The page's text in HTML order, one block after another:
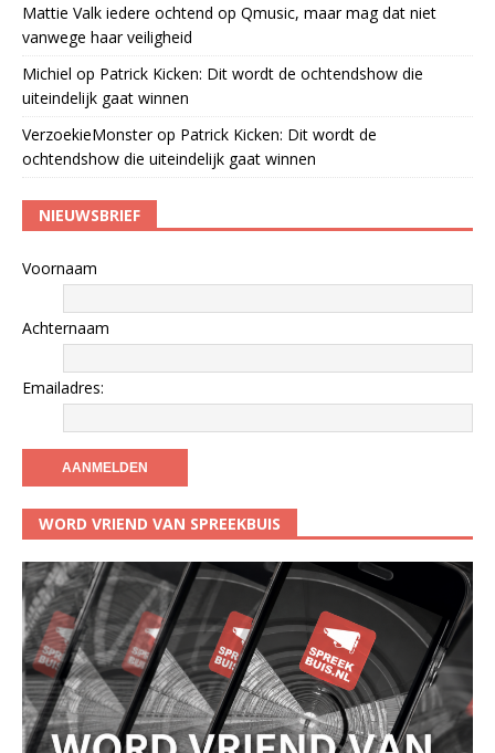
Mattie Valk iedere ochtend op Qmusic, maar mag dat niet
vanwege haar veiligheid
Michiel op Patrick Kicken: Dit wordt de ochtendshow die
uiteindelijk gaat winnen
VerzoekieMonsterop Patrick Kicken: Dit wordt de
ochtendshow die uiteindelijk gaat winnen
NIEUWSBRIEF
Voornaam
Achternaam
Emailadres:
WORD VRIEND VAN SPREEKBUIS